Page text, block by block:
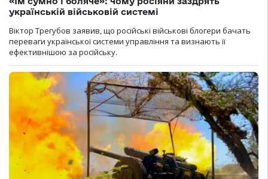
українській військовій системі
Віктор Трегубов заявив, що російські військові блогери бачать
переваги української системи управління та визнають її
ефективнішою за російську.